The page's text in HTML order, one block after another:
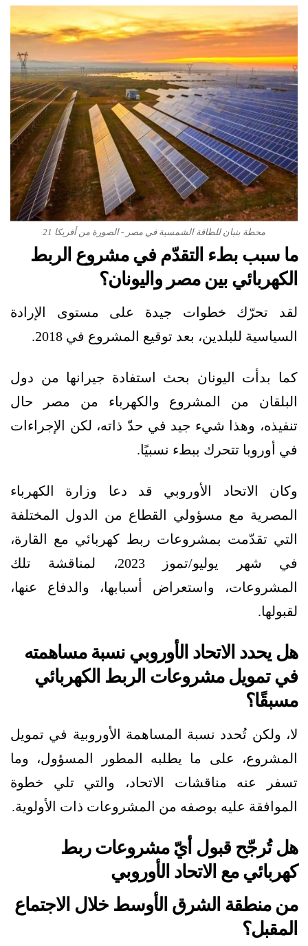
محطة بنبان للطاقة الشمسية في مصر - الصورة من أفريكا 21
ما سبب بطء التقدّم في مشروع الربط
الكهربائي بين مصر واليونان؟
لقد تحرّك خطوات جيدة على مستوى الإرادة
السياسية للبلدين، بعد توقيع المشروع في 2018.
كما بدأت اليونان بحث استفادة جيرانها من دول
البلقان من المشروع والكهرباء من مصر حال
تنفيذه، وهذا شيء جيد في حدّ ذاته، لكن الإجراءات
في أوروبا تتحرك ببطء نسبيًا.
وكان الاتحاد الأوروبي قد دعا وزارة الكهرباء
المصرية مع مسؤولي القطاع من الدول المختلفة
التي تقدّمت بمشروعات ربط كهربائي مع القارة،
في شهر يوليو/تموز 2023، لمناقشة تلك
المشروعات، واستعراض أسبابها، والدفاع عنها،
لقبولها.
هل يحدد الاتحاد الأوروبي نسبة مساهمته
في تمويل مشروعات الربط الكهربائي
مسبقًا؟
لا، ولكن تُحدد نسبة المساهمة الأوروبية في تمويل
المشروع، على ما يطلبه المطور المسؤول، وما
تسفر عنه مناقشات الاتحاد، والتي تلي خطوة
الموافقة عليه بوصفه من المشروعات ذات الأولوية.
هل تُرجّح قبول أيّ مشروعات ربط
كهربائي مع الاتحاد الأوروبي
من منطقة الشرق الأوسط خلال الاجتماع
المقبل؟